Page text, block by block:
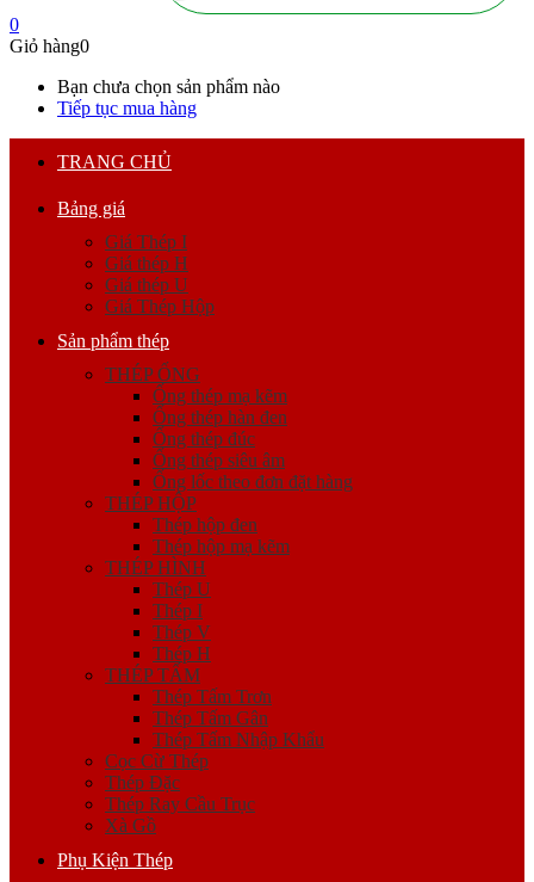
0
Giỏ hàng0
Bạn chưa chọn sản phẩm nào
Tiếp tục mua hàng
TRANG CHỦ
Bảng giá
Giá Thép I
Giá thép H
Giá thép U
Giá Thép Hộp
Sản phẩm thép
THÉP ỐNG
Ống thép mạ kẽm
Ống thép hàn đen
Ống thép đúc
Ống thép siêu âm
Ống lốc theo đơn đặt hàng
THÉP HỘP
Thép hộp đen
Thép hộp mạ kẽm
THÉP HÌNH
Thép U
Thép I
Thép V
Thép H
THÉP TẤM
Thép Tấm Trơn
Thép Tấm Gân
Thép Tấm Nhập Khẩu
Cọc Cừ Thép
Thép Đặc
Thép Ray Cầu Trục
Xà Gồ
Phụ Kiện Thép